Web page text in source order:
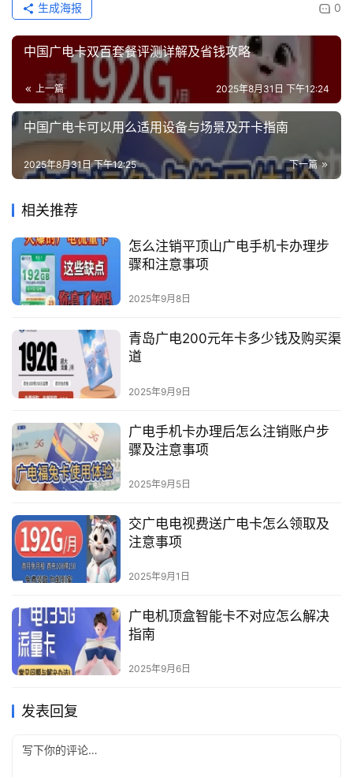
0
生成海报
中国广电卡双百套餐评测详解及省钱攻略
上一篇 2025年8月31日 下午12:24
中国广电卡可以用么适用设备与场景及开卡指南
下一篇
2025年8月31日 下午12:25
相关推荐
怎么注销平顶山广电手机卡办理步
骤和注意事项
2025年9月8日
青岛广电200元年卡多少钱及购买渠
道
2025年9月9日
广电手机卡办理后怎么注销账户步
骤及注意事项
2025年9月5日
交广电电视费送广电卡怎么领取及
注意事项
2025年9月1日
广电机顶盒智能卡不对应怎么解决
指南
2025年9月6日
发表回复